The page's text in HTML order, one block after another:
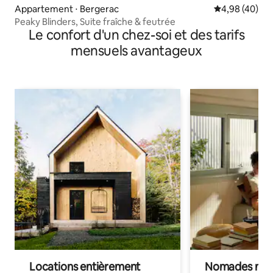
Appartement ⋅ Bergerac Évaluation
4,98 (40)
Peaky Blinders, Suite fraîche & feutrée
Le confort d'un chez-soi et des tarifs
mensuels avantageux
Locations entièrement Nomades